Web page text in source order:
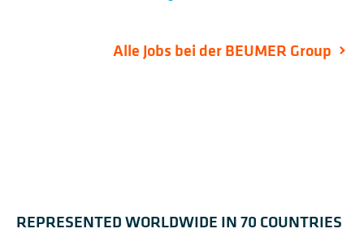
Alle Jobs bei der BEUMER Group
REPRESENTED WORLDWIDE IN 70 COUNTRIES